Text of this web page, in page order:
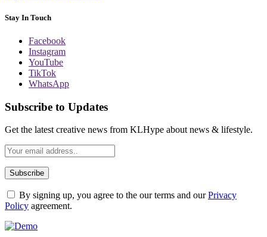
Stay In Touch
Facebook
Instagram
YouTube
TikTok
WhatsApp
Subscribe to Updates
Get the latest creative news from KLHype about news & lifestyle.
By signing up, you agree to the our terms and ourPrivacy
Policy agreement.